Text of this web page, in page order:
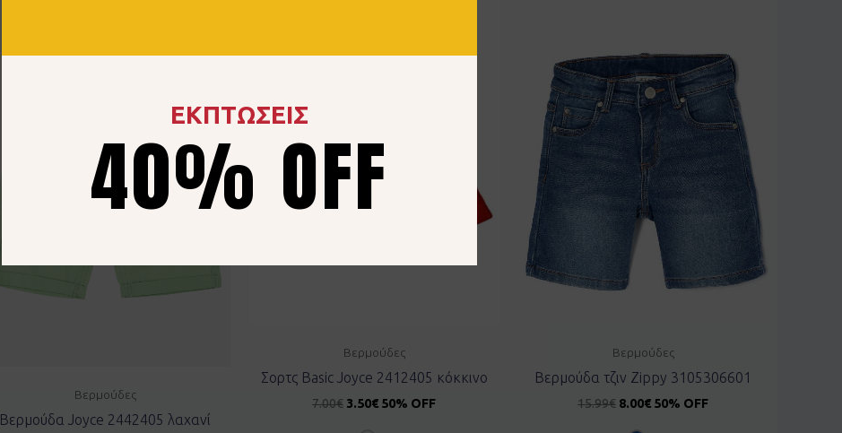
Βερμούδες
Βερμούδα Joyce 2442405 λαχανί
Βερμούδες
Σορτς Basic Joyce 2412405 κόκκινο
7.00€ 3.50€ 50% OFF
Βερμούδες
Βερμούδα τζιν Zippy 3105306601
15.99€ 8.00€ 50% OFF
ΕΚΠΤΩΣΕΙΣ
40% OFF